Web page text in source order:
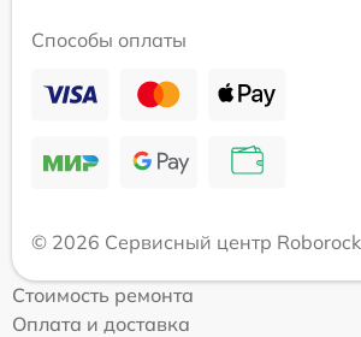
Способы оплаты
© 2026 Сервисный центр Roborock
Стоимость ремонта
Оплата и доставка